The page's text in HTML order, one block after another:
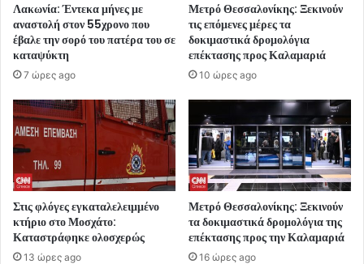
Λακωνία: Έντεκα μήνες με
αναστολή στον 55χρονο που
έβαλε την σορό του πατέρα του σε
καταψύκτη
7 ώρες ago
Μετρό Θεσσαλονίκης: Ξεκινούν
τις επόμενες μέρες τα
δοκιμαστικά δρομολόγια
επέκτασης προς Καλαμαριά
10 ώρες ago
Στις φλόγες εγκαταλελειμμένο
κτήριο στο Μοσχάτο:
Καταστράφηκε ολοσχερώς
13 ώρες ago
Μετρό Θεσσαλονίκης: Ξεκινούν
τα δοκιμαστικά δρομολόγια της
επέκτασης προς την Καλαμαριά
16 ώρες ago